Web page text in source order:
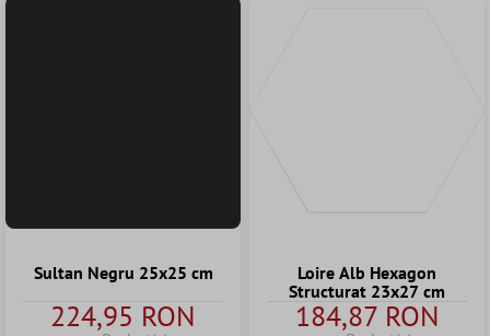
Sultan Negru 25x25 cm
224,95 RON
Loire Alb Hexagon
Structurat 23x27 cm
184,87 RON